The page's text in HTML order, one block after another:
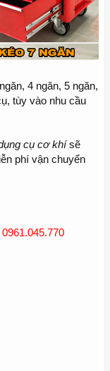
4 ngăn, 5 ngăn,
tùy vào nhu cầu
cụ cơ khísẽ
phí vận chuyển